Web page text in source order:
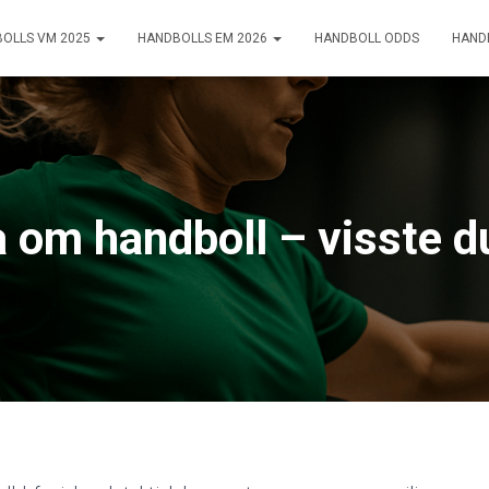
VM 2025 HANDBOLLS EM 2026 HANDBOLL ODDS
handboll – visste